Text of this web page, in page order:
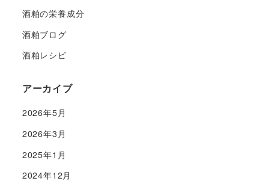
酒粕の栄養成分
酒粕ブログ
酒粕レシピ
アーカイブ
2026年5月
2026年3月
2025年1月
2024年12月